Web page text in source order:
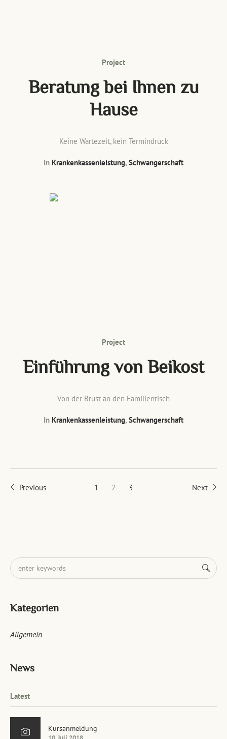
Project
Beratung bei Ihnen zu
Hause
Keine Wartezeit, kein Termindruck
In Krankenkassenleistung, Schwangerschaft
Project
Einführung von Beikost
Von der Brust an den Familientisch
In Krankenkassenleistung, Schwangerschaft
Previous 1 2 3 Next
Kategorien
Allgemein
News
Latest
Kursanmeldung